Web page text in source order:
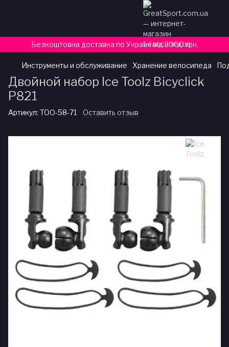
Безкоштовна доставка по Україні від 3000 грн.
Инструменты и обслуживание Хранение велосипеда
Двойной набор Ice Toolz Bicyclick
P821
Артикул: TOO-58-71 Оставить отзыв